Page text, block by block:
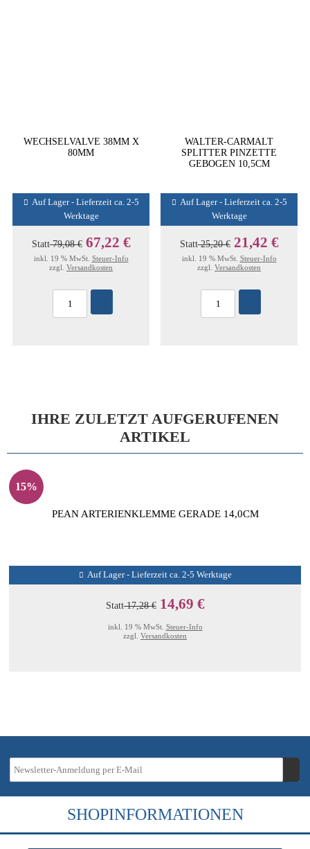
WECHSELVALVE 38MM X
80MM
Auf Lager - Lieferzeit ca. 2-5
Werktage
Statt79,08 € 67,22 €
inkl. 19 % MwSt. Steuer-Info
zzgl. Versandkosten
WALTER-CARMALT
SPLITTER PINZETTE
GEBOGEN 10,5CM
Auf Lager - Lieferzeit ca. 2-5
Werktage
Statt25,20 € 21,42 €
inkl. 19 % MwSt. Steuer-Info
zzgl. Versandkosten
IHRE ZULETZT AUFGERUFENEN
ARTIKEL
15%
PEAN ARTERIENKLEMME GERADE 14,0CM
Auf Lager - Lieferzeit ca. 2-5 Werktage
Statt17,28 € 14,69 €
inkl. 19 % MwSt. Steuer-Info
zzgl. Versandkosten
SHOPINFORMATIONEN